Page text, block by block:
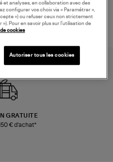
GRATUITE
€ d'achat*
et analyses, en collaboration avec des
configurer vos choix via « Paramétrer »,
») ou refuser ceux non strictement
Pour en savoir plus sur l’utilisation de
cookies
Autoriser tous les cookies